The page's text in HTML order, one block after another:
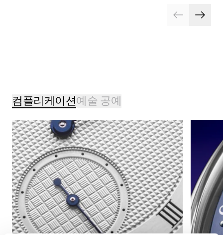
컴플리케이션예술 공예